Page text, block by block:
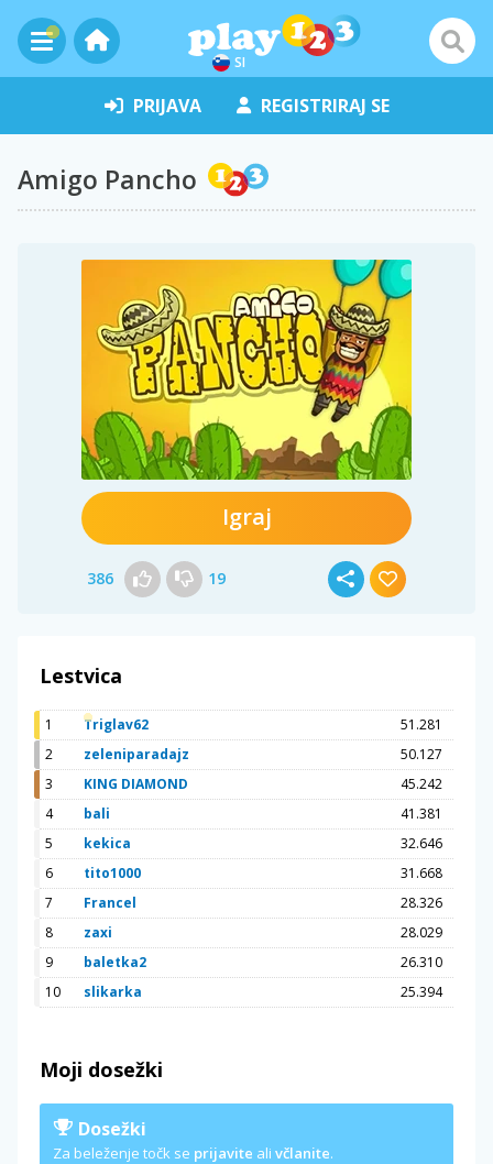
SI
PRIJAVA REGISTRIRAJ SE
Amigo Pancho
Igraj
386 19
Lestvica
1 Triglav62
51.281
2
zeleniparadajz
50.127
3
KING DIAMOND
45.242
4
bali
41.381
5
kekica
32.646
6
tito1000
31.668
7
Francel
28.326
8
zaxi
28.029
9
baletka2
26.310
10
slikarka 25.394
Moji dosežki
Dosežki
Za beleženje točk se prijavite ali včlanite.